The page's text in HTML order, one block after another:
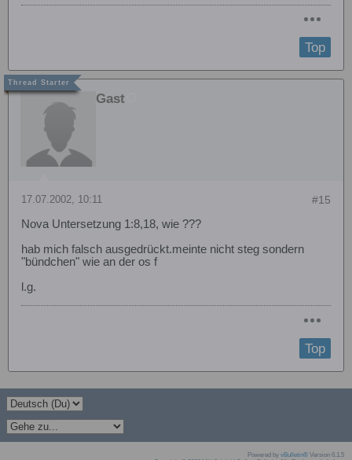
Top
Gast
#15
17.07.2002, 10:11
Nova Untersetzung 1:8,18, wie ???
hab mich falsch ausgedrückt.meinte nicht steg sondern
"bündchen" wie an der os f
l.g.
Top
Powered by vBulletin® Version 6.1.5